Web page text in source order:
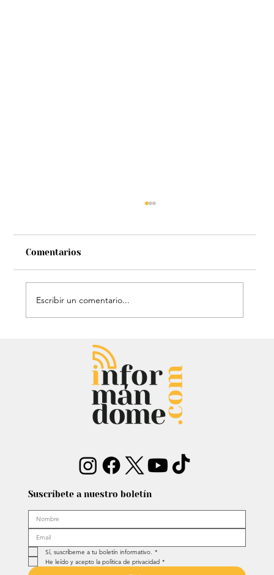
El histórico triunfo de Venezuela en
el Clásico Mundial de Béisbol: Le
dieron gloria a Dios
Comentarios
Escribir un comentario...
Suscríbete a nuestro boletín
Sí, suscríbeme a tu boletín informativo. *
He leído y acepto la política de privacidad *